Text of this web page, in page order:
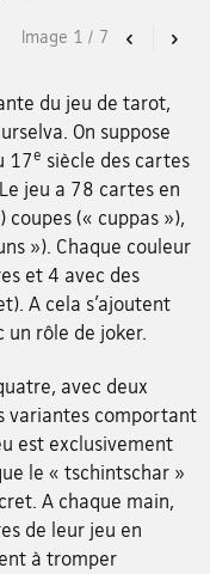
Previous
Image 1 / 7
du jeu de tarot,
On suppose
17e siècle des cartes
jeu a 78 cartes en
coupes (« cuppas »),
»). Chaque couleur
et 4 avec des
A cela s’ajoutent
rôle de joker.
avec deux
variantes comportant
est exclusivement
le « tschintschar »
A chaque main,
de leur jeu en
à tromper